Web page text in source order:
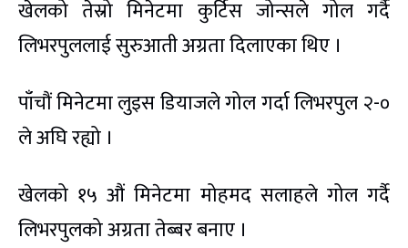
खेलको तेस्रो मिनेटमा कुर्टिस जोन्सले गोल गर्दै
लिभरपुललाई सुरुआती अग्रता दिलाएका थिए ।
पाँचौं मिनेटमा लुइस डियाजले गोल गर्दा लिभरपुल २-०
ले अघि रह्यो ।
खेलको १५ औं मिनेटमा मोहमद सलाहले गोल गर्दै
लिभरपुलको अग्रता तेब्बर बनाए ।